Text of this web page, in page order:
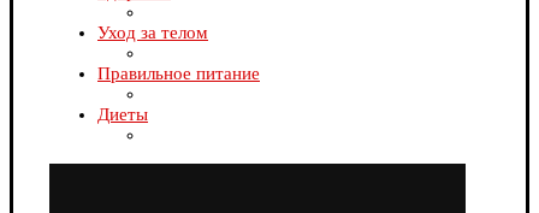
Уход за телом
Правильное питание
Диеты